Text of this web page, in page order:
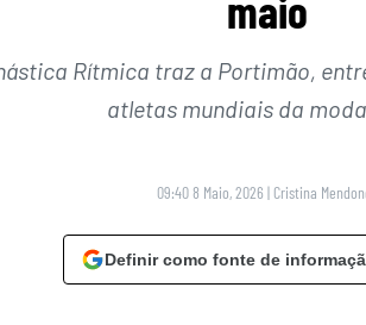
Rítmica traz a Portimão,
atletas mundiais da
09:40 8 Maio, 2026 | Cristina
Definir como fonte de